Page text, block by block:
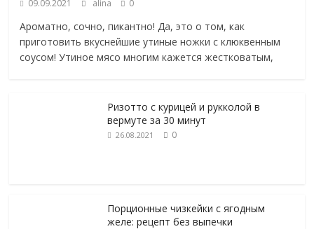
09.09.2021 alina 0
Ароматно, сочно, пикантно! Да, это о том, как
приготовить вкуснейшие утиные ножки с клюквенным
соусом! Утиное мясо многим кажется жестковатым,
Ризотто с курицей и рукколой в
вермуте за 30 минут
26.08.2021 0
Порционные чизкейки с ягодным
желе: рецепт без выпечки